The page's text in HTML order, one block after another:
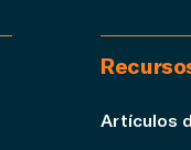
Artículos